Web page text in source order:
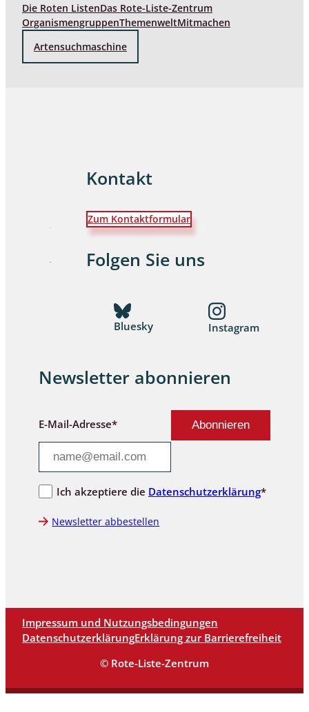
Die Roten ListenDas Rote-Liste-Zentrum
OrganismengruppenThemenweltMitmachen
Artensuchmaschine
Kontakt
Zum Kontaktformular
Folgen Sie uns
Bluesky Instagram
Newsletter abonnieren
E-Mail-Adresse*
Ich akzeptiere die Datenschutzerklärung*
Newsletter abbestellen
Impressum und Nutzungsbedingungen
DatenschutzerklärungErklärung zur Barrierefreiheit
© Rote-Liste-Zentrum